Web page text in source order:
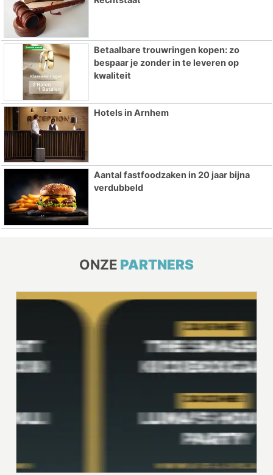
Betaalbare trouwringen kopen: zo
bespaar je zonder in te leveren op
kwaliteit
Hotels in Arnhem
Aantal fastfoodzaken in 20 jaar bijna
verdubbeld
ONZE PARTNERS